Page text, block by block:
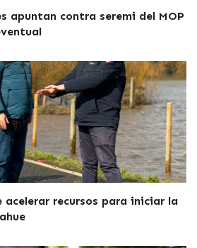
apuntan contra seremi del MOP
acelerar recursos para iniciar la